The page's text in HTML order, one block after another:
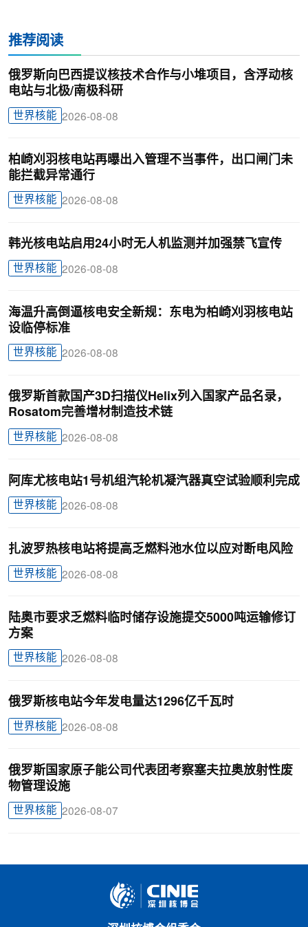
推荐阅读
俄罗斯向巴西提议核技术合作与小堆项目，含浮动核
电站与北极/南极科研
世界核能 2026-08-08
柏崎刈羽核电站再曝出入管理不当事件，出口闸门未
能拦截异常通行
世界核能 2026-08-08
韩光核电站启用24小时无人机监测并加强禁飞宣传
世界核能 2026-08-08
海温升高倒逼核电安全新规：东电为柏崎刈羽核电站
设临停标准
世界核能 2026-08-08
俄罗斯首款国产3D扫描仪Helix列入国家产品名录，
Rosatom完善增材制造技术链
世界核能 2026-08-08
阿库尤核电站1号机组汽轮机凝汽器真空试验顺利完成
世界核能 2026-08-08
扎波罗热核电站将提高乏燃料池水位以应对断电风险
世界核能 2026-08-08
陆奥市要求乏燃料临时储存设施提交5000吨运输修订
方案
世界核能 2026-08-08
俄罗斯核电站今年发电量达1296亿千瓦时
世界核能 2026-08-08
俄罗斯国家原子能公司代表团考察塞夫拉奥放射性废
物管理设施
世界核能 2026-08-07